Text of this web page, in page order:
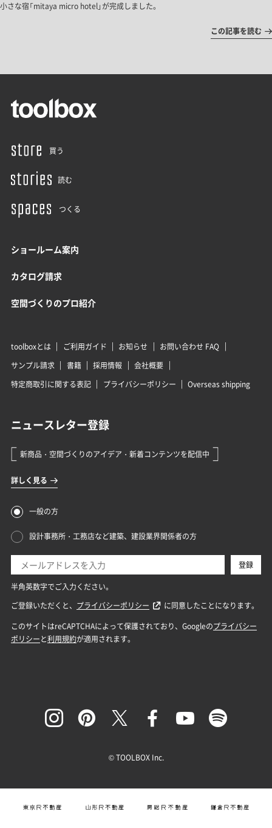
小さな宿「mitaya micro hotel」が完成しました。
この記事を読む
買う
読む
つくる
ショールーム案内
カタログ請求
空間づくりのプロ紹介
toolboxとは ご利用ガイド お知らせ
お問い合わせ FAQ
サンプル請求
書籍 採用情報
会社概要
特定商取引に関する表記
プライバシーポリシー Overseas shipping
© TOOLBOX Inc.